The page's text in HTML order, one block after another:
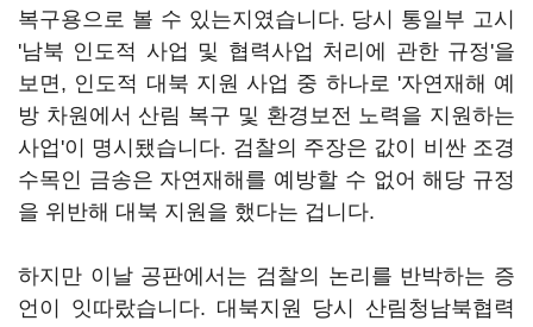
복구용으로 볼 수 있는지였습니다. 당시 통일부 고시
'남북 인도적 사업 및 협력사업 처리에 관한 규정'을
보면, 인도적 대북 지원 사업 중 하나로 '자연재해 예
방 차원에서 산림 복구 및 환경보전 노력을 지원하는
사업'이 명시됐습니다. 검찰의 주장은 값이 비싼 조경
수목인 금송은 자연재해를 예방할 수 없어 해당 규정
을 위반해 대북 지원을 했다는 겁니다.
하지만 이날 공판에서는 검찰의 논리를 반박하는 증
언이 잇따랐습니다. 대북지원 당시 산림청남북협력